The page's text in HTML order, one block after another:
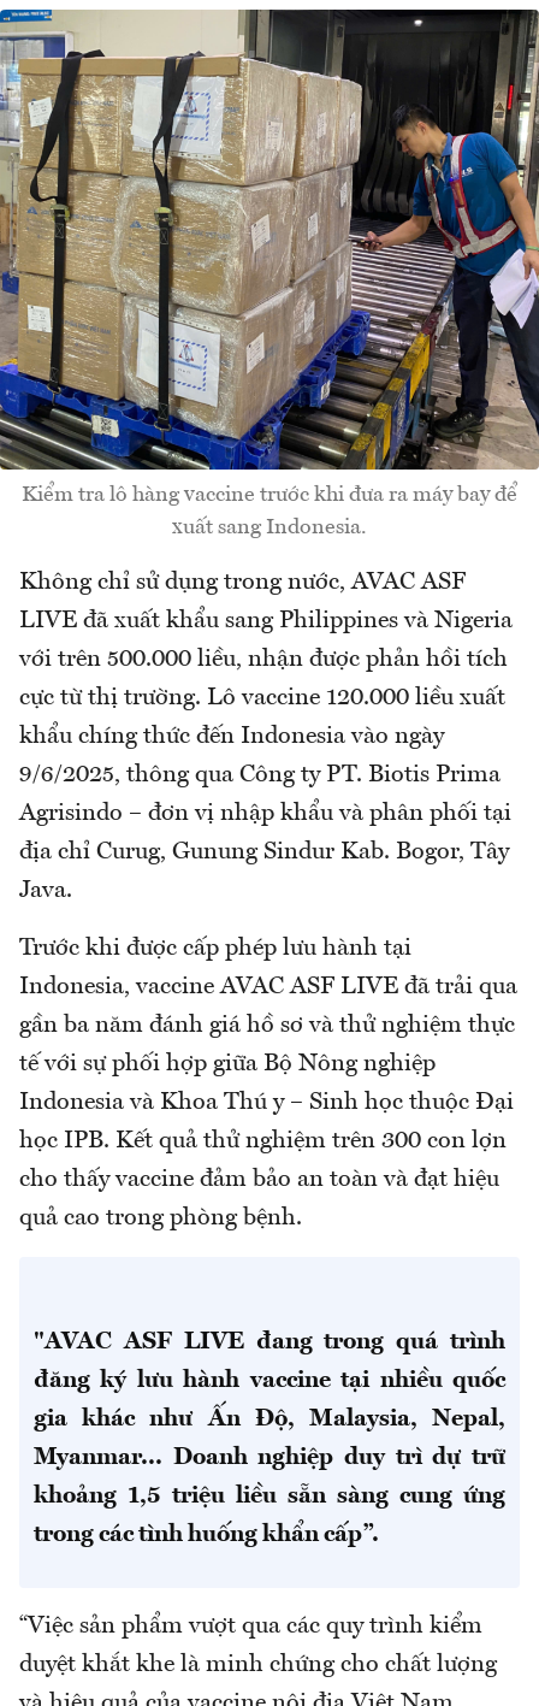
Kiểm tra lô hàng vaccine trước khi đưa ra máy bay để
xuất sang Indonesia.
Không chỉ sử dụng trong nước, AVAC ASF
LIVE đã xuất khẩu sang Philippines và Nigeria
với trên 500.000 liều, nhận được phản hồi tích
cực từ thị trường. Lô vaccine 120.000 liều xuất
khẩu chíng thức đến Indonesia vào ngày
9/6/2025, thông qua Công ty PT. Biotis Prima
Agrisindo – đơn vị nhập khẩu và phân phối tại
địa chỉ Curug, Gunung Sindur Kab. Bogor, Tây
Java.
Trước khi được cấp phép lưu hành tại
Indonesia, vaccine AVAC ASF LIVE đã trải qua
gần ba năm đánh giá hồ sơ và thử nghiệm thực
tế với sự phối hợp giữa Bộ Nông nghiệp
Indonesia và Khoa Thú y – Sinh học thuộc Đại
học IPB. Kết quả thử nghiệm trên 300 con lợn
cho thấy vaccine đảm bảo an toàn và đạt hiệu
quả cao trong phòng bệnh.
"AVAC ASF LIVE đang trong quá trình
đăng ký lưu hành vaccine tại nhiều quốc
gia khác như Ấn Độ, Malaysia, Nepal,
Myanmar... Doanh nghiệp duy trì dự trữ
khoảng 1,5 triệu liều sẵn sàng cung ứng
trong các tình huống khẩn cấp”.
“Việc sản phẩm vượt qua các quy trình kiểm
duyệt khắt khe là minh chứng cho chất lượng